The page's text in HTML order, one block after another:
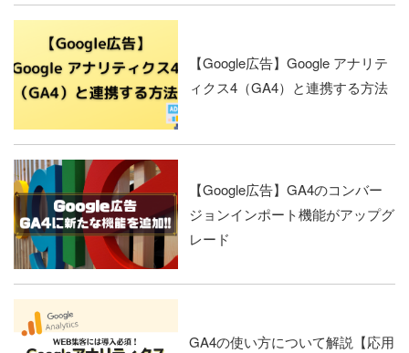
【Google広告】Google アナリテ
ィクス4（GA4）と連携する方法
【Google広告】GA4のコンバー
ジョンインポート機能がアップグ
レード
GA4の使い方について解説【応用